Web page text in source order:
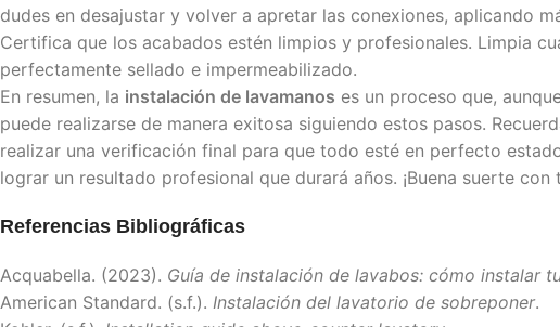
dudes en desajustar y volver a apretar las conexiones, aplicando
Certifica que los acabados estén limpios y profesionales. Limpia
perfectamente sellado e impermeabilizado.
En resumen, la instalación de lavamanos es un proceso que,
puede realizarse de manera exitosa siguiendo estos pasos.
realizar una verificación final para que todo esté en perfecto
lograr un resultado profesional que durará años. ¡Buena suerte con
Referencias Bibliográficas
Acquabella. (2023). Guía de instalación de lavabos: cómo instalar
American Standard. (s.f.). Instalación del lavatorio de sobreponer.